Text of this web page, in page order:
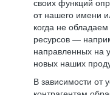
своих функций
от нашего имени
когда не
ресурсов —
направленных на
новых наших
В зависимости от